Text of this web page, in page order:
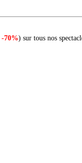
-70%) sur tous nos